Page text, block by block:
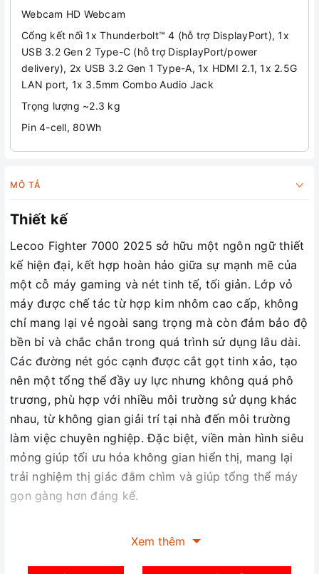
Webcam HD Webcam
Cổng kết nối 1x Thunderbolt™ 4 (hỗ trợ DisplayPort), 1x
USB 3.2 Gen 2 Type-C (hỗ trợ DisplayPort/power
delivery), 2x USB 3.2 Gen 1 Type-A, 1x HDMI 2.1, 1x 2.5G
LAN port, 1x 3.5mm Combo Audio Jack
Trọng lượng ~2.3 kg
Pin 4-cell, 80Wh
MÔ TẢ
Thiết kế
Lecoo Fighter 7000 2025 sở hữu một ngôn ngữ thiết
kế hiện đại, kết hợp hoàn hảo giữa sự mạnh mẽ của
một cỗ máy gaming và nét tinh tế, tối giản. Lớp vỏ
máy được chế tác từ hợp kim nhôm cao cấp, không
chỉ mang lại vẻ ngoài sang trọng mà còn đảm bảo độ
bền bỉ và chắc chắn trong quá trình sử dụng lâu dài.
Các đường nét góc cạnh được cắt gọt tinh xảo, tạo
nên một tổng thể đầy uy lực nhưng không quá phô
trương, phù hợp với nhiều môi trường sử dụng khác
nhau, từ không gian giải trí tại nhà đến môi trường
làm việc chuyên nghiệp. Đặc biệt, viền màn hình siêu
mỏng giúp tối ưu hóa không gian hiển thị, mang lại
trải nghiệm thị giác đắm chìm và giúp tổng thể máy
gọn gàng hơn đáng kể.
Xem thêm